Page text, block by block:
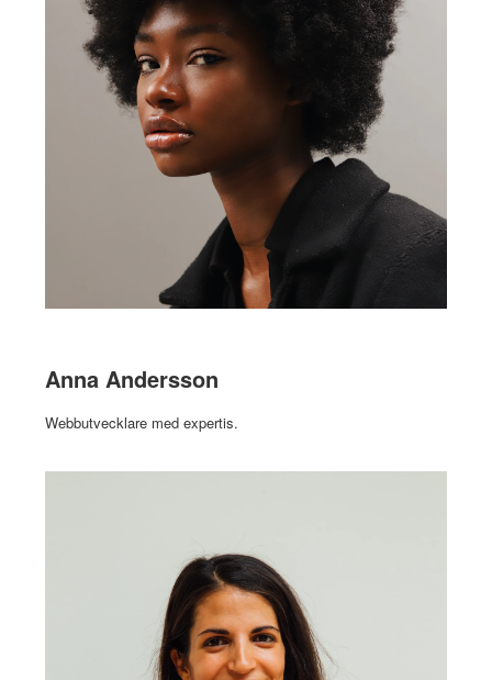
Anna Andersson
Webbutvecklare med expertis.